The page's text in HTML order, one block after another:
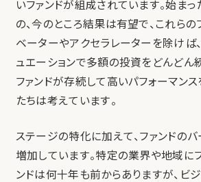
いファンドが組成されています。始ま
の、今のところ結果は有望で、これらの
ベーターやアクセラレーターを除けば
ュエーションで多額の投資をどんどん
ファンドが存続して高いパフォーマンス
たちは考えています。
ステージの特化に加えて、ファンドの
増加しています。特定の業界や地域に
ンドは何十年も前からありますが、ビ